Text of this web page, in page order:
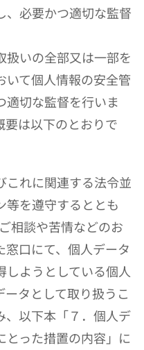
、必要かつ適切な監督
扱いの全部又は一部を
いて個人情報の安全管
適切な監督を行いま
要は以下のとおりで
これに関連する法令並
等を遵守するととも
相談や苦情などのお
口にて、個人データ
しようとしている個人
タとして取り扱うこ
、以下本「７．個人デ
とった措置の内容」に